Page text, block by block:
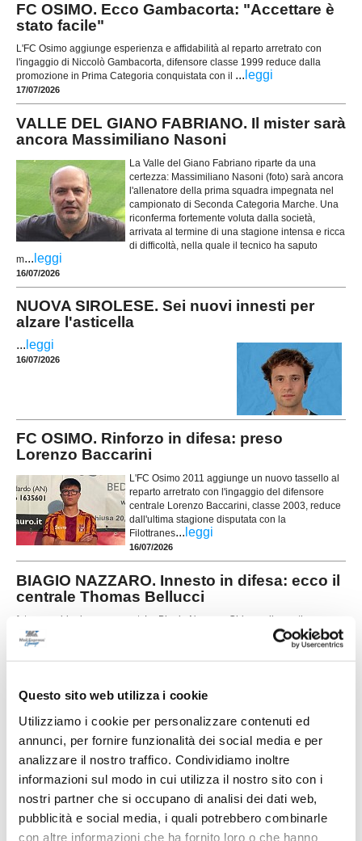
Questo sito web utilizza i cookie
Utilizziamo i cookie per personalizzare contenuti ed
annunci, per fornire funzionalità dei social media e per
analizzare il nostro traffico. Condividiamo inoltre
informazioni sul modo in cui utilizza il nostro sito con i
nostri partner che si occupano di analisi dei dati web,
pubblicità e social media, i quali potrebbero combinarle
con altre informazioni che ha fornito loro o che hanno
FC OSIMO. Ecco Gambacorta: "Accettare è
stato facile"
L'FC Osimo aggiunge esperienza e affidabilità al reparto arretrato con
l'ingaggio di Niccolò Gambacorta, difensore classe 1999 reduce dalla
promozione in Prima Categoria conquistata con il ... leggi
17/07/2026
VALLE DEL GIANO FABRIANO. Il mister sarà
ancora Massimiliano Nasoni
La Valle del Giano Fabriano riparte da una
certezza: Massimiliano Nasoni (foto) sarà ancora
l'allenatore della prima squadra impegnata nel
campionato di Seconda Categoria Marche. Una
riconferma fortemente voluta dalla società,
arrivata al termine di una stagione intensa e ricca
di difficoltà, nella quale il tecnico ha saputo
m... leggi
16/07/2026
NUOVA SIROLESE. Sei nuovi innesti per
alzare l'asticella
... leggi
16/07/2026
FC OSIMO. Rinforzo in difesa: preso
Lorenzo Baccarini
L'FC Osimo 2011 aggiunge un nuovo tassello al
reparto arretrato con l'ingaggio del difensore
centrale Lorenzo Baccarini, classe 2003, reduce
dall'ultima stagione disputata con la
Filottranes... leggi
16/07/2026
BIAGIO NAZZARO. Innesto in difesa: ecco il
centrale Thomas Bellucci
foto: www.biagionazzaro.net La Biagio Nazzaro Chiaravalle continua a
costruire la rosa per la stagione 2026-2027 e ufficializza l'ingaggio
...leggi
15/07/2026
SAMPAOLESE cala il poker: esperienza e
della prossima stagione, rinforzando tutti i reparti
con un mix di giovani di prospettiva ed elementi
di esperienza. In attacco arriva Giuseppe Di
...leggi
15/07/2026